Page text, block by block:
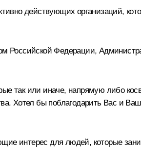
действующих организаций,
Российской Федерации,
так или иначе, напрямую либо
Хотел бы поблагодарить Вас и
интерес для людей, которые